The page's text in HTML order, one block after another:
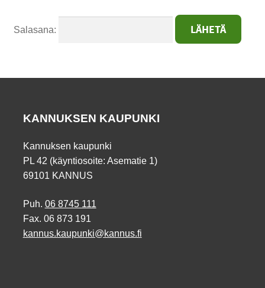
Salasana:
KANNUKSEN KAUPUNKI
Kannuksen kaupunki
PL 42 (käyntiosoite: Asematie 1)
69101 KANNUS
Puh. 06 8745 111
Fax. 06 873 191
kannus.kaupunki@kannus.fi